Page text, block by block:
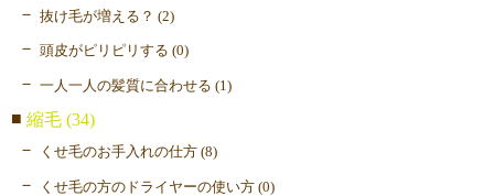
抜け毛が増える？ (2)
頭皮がピリピリする (0)
一人一人の髪質に合わせる (1)
縮毛 (34)
くせ毛のお手入れの仕方 (8)
くせ毛の方のドライヤーの使い方 (0)